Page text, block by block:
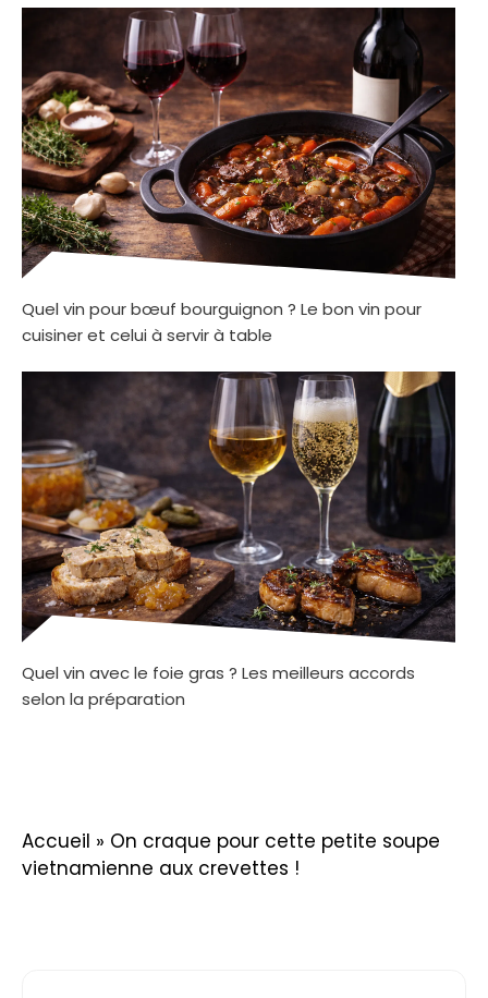
Quel vin pour bœuf bourguignon ? Le bon vin pour
cuisiner et celui à servir à table
Quel vin avec le foie gras ? Les meilleurs accords
selon la préparation
Accueil » On craque pour cette petite soupe
vietnamienne aux crevettes !